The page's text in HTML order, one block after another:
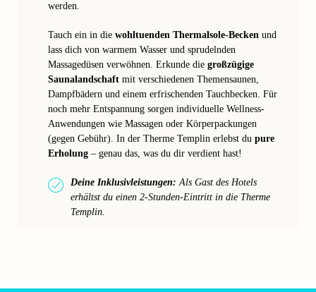
werden.
Tauch ein in die wohltuenden Thermalsole-Becken und
lass dich von warmem Wasser und sprudelnden
Massagedüsen verwöhnen. Erkunde die großzügige
Saunalandschaft mit verschiedenen Themensaunen,
Dampfbädern und einem erfrischenden Tauchbecken. Für
noch mehr Entspannung sorgen individuelle Wellness-
Anwendungen wie Massagen oder Körperpackungen
(gegen Gebühr). In der Therme Templin erlebst du pure
Erholung – genau das, was du dir verdient hast!
Deine Inklusivleistungen: Als Gast des Hotels
erhältst du einen 2-Stunden-Eintritt in die Therme
Templin.